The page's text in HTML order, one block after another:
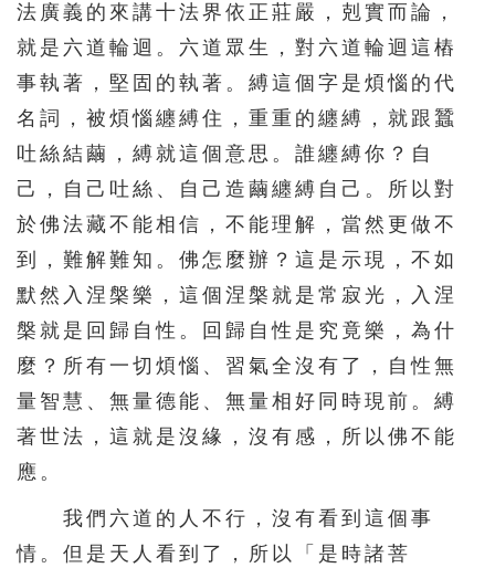
271 272 273 274 275
276 277 278 279 280
281 282 283 284 285
291 292 293 294 295
296 297 298 299 300
301 302 303 304 305
306 307 308 309 310
316 317 318 319 320
321 322 323 324 325
331 332 333 334 335
336 337 338 339
法廣義的來講十法界依正莊嚴，剋實而論，
就是六道輪迴。六道眾生，對六道輪迴這樁
事執著，堅固的執著。縛這個字是煩惱的代
名詞，被煩惱纏縛住，重重的纏縛，就跟蠶
吐絲結繭，縛就這個意思。誰纏縛你？自
己，自己吐絲、自己造繭纏縛自己。所以對
於佛法藏不能相信，不能理解，當然更做不
到，難解難知。佛怎麼辦？這是示現，不如
默然入涅槃樂，這個涅槃就是常寂光，入涅
槃就是回歸自性。回歸自性是究竟樂，為什
麼？所有一切煩惱、習氣全沒有了，自性無
量智慧、無量德能、無量相好同時現前。縛
著世法，這就是沒緣，沒有感，所以佛不能
應。
我們六道的人不行，沒有看到這個事
情。但是天人看到了，所以「是時諸菩